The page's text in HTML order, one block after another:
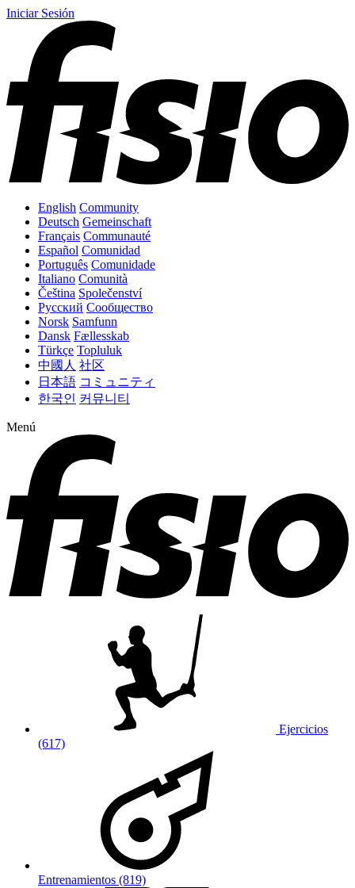
Iniciar Sesión
English Community
Deutsch Gemeinschaft
Français Communauté
Español Comunidad
Português Comunidade
Italiano Comunità
Čeština Společenství
Русский Сообщество
Norsk Samfunn
Dansk Fællesskab
Türkçe Topluluk
中國人 社区
日本語 コミュニティ
한국인 커뮤니티
Menú
Ejercicios
(617)
Entrenamientos (819)